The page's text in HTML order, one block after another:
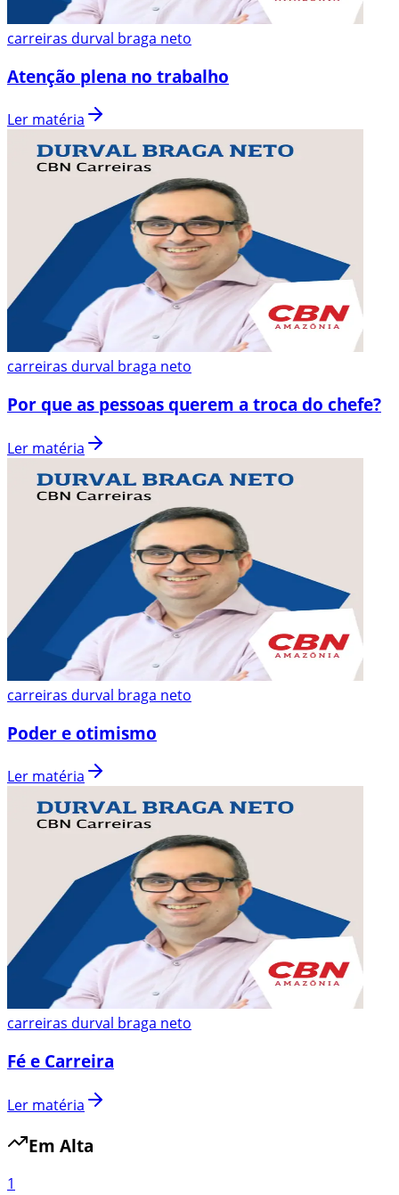
carreiras durval braga neto
Atenção plena no trabalho
Ler matéria
carreiras durval braga neto
Por que as pessoas querem a troca do chefe?
Ler matéria
carreiras durval braga neto
Poder e otimismo
Ler matéria
carreiras durval braga neto
Fé e Carreira
Ler matéria
Em Alta
1